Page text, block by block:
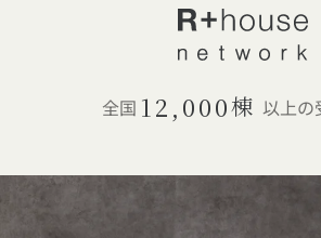
全国 12,000棟 以上の